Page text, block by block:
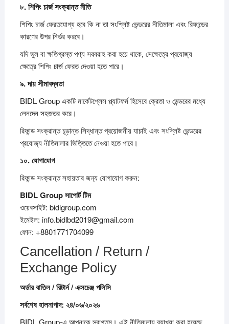
৮.শিপিংচার্জসংক্রান্তনীতি
শিপিং চার্জ ফেরতযোগ্য হবে কি না তা সংশ্লিষ্ট ভেন্ডরের নীতিমালা এবং রিফান্ডের
কারণের উপর নির্ভর করবে।
যদি ভুল বা ক্ষতিগ্রস্ত পণ্য সরবরাহ করা হয়ে থাকে, সেক্ষেত্রে প্রযোজ্য
ক্ষেত্রে শিপিং চার্জ ফেরত দেওয়া হতে পারে।
৯.দায়সীমাবদ্ধতা
BIDL Group একটি মার্কেটপ্লেস প্ল্যাটফর্ম হিসেবে ক্রেতা ও ভেন্ডরের মধ্যে
লেনদেন সহজতর করে।
রিফান্ড সংক্রান্ত চূড়ান্ত সিদ্ধান্ত প্রয়োজনীয় যাচাই এবং সংশ্লিষ্ট ভেন্ডরের
প্রযোজ্য নীতিমালার ভিত্তিতে নেওয়া হতে পারে।
১০.যোগাযোগ
রিফান্ড সংক্রান্ত সহায়তার জন্য যোগাযোগ করুন:
BIDL Groupসাপোর্টটিম
ওয়েবসাইট: bidlgroup.com
ইমেইল: info.bidlbd2019@gmail.com
ফোন: +8801771704099
Cancellation / Return /
Exchange Policy
অর্ডারবাতিল /রিটার্ন /এক্সচেঞ্জপলিসি
সর্বশেষহালনাগাদ: ২৪/০৬/২০২৬
BIDL Group-এ আপনাকে স্বাগতম। এই নীতিমালায় ব্যাখ্যা করা হয়েছে